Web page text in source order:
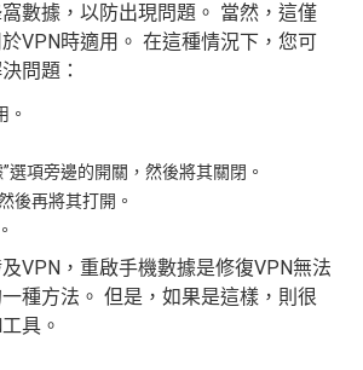
數據，以防出現問題。 當然，這僅
VPN時適用。 在這種情況下，您可
問題：
。
選項旁邊的開關，然後將其關閉。
後再將其打開。
VPN，重啟手機數據是修復VPN無法
種方法。 但是，如果是這樣，則很
具。